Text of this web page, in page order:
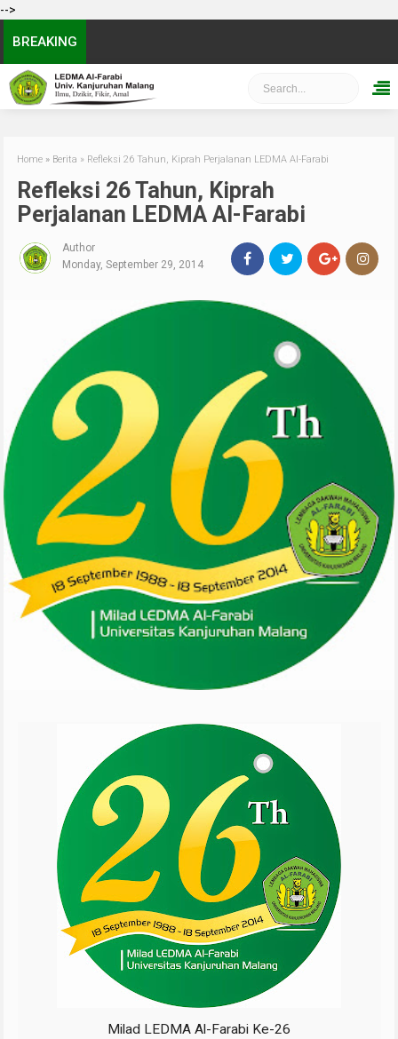
-->
BREAKING
Home » Berita » Refleksi 26 Tahun, Kiprah Perjalanan LEDMA Al-Farabi
Refleksi 26 Tahun, Kiprah
Perjalanan LEDMA Al-Farabi
Author
Monday, September 29, 2014
Milad LEDMA Al-Farabi Ke-26